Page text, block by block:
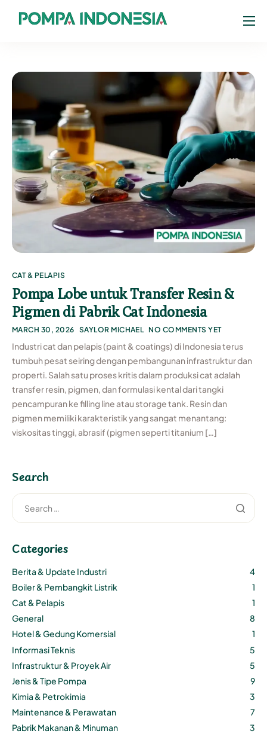
About
Portal Pelanggan
CAT & PELAPIS
Pompa Lobe untuk Transfer Resin &
Pigmen di Pabrik Cat Indonesia
MARCH 30, 2026 SAYLOR MICHAEL NO COMMENTS YET
Industri cat dan pelapis (paint & coatings) di Indonesia terus
tumbuh pesat seiring dengan pembangunan infrastruktur dan
properti. Salah satu proses kritis dalam produksi cat adalah
transfer resin, pigmen, dan formulasi kental dari tangki
pencampuran ke filling line atau storage tank. Resin dan
pigmen memiliki karakteristik yang sangat menantang:
viskositas tinggi, abrasif (pigmen seperti titanium […]
Search
Categories
Berita & Update Industri
4
Boiler & Pembangkit Listrik
1
Cat & Pelapis
1
General
8
Hotel & Gedung Komersial
1
Informasi Teknis
5
Infrastruktur & Proyek Air
5
Jenis & Tipe Pompa
9
Kimia & Petrokimia
3
Maintenance & Perawatan
7
Pabrik Makanan & Minuman
3